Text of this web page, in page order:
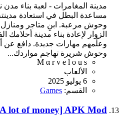
مدينة المغامرات - لعبة بناء
مساعدة البطل في استعادة مدينته
وحوش مرعبة. ابنِ متاجر
الزوار لإعادة بناء مدينة أحلامك
وعلّمهم مهارات جديدة. دافع عن
وحوش شريرة تهاجم مواردك...
M α r v e l o u s
الألعاب
6 يوليو 2025
القسم: Games
lot of money] APK Mod